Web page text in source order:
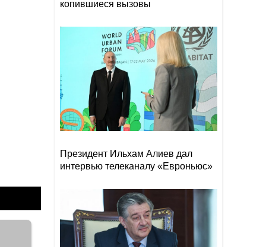
копившиеся вызовы
Президент Ильхам Алиев дал
интервью телеканалу «Евроньюс»